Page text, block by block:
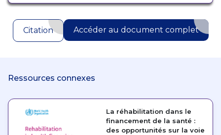
Citation Accéder au document complet
Ressources connexes
La réhabilitation dans le
financement de la santé :
des opportunités sur la voie